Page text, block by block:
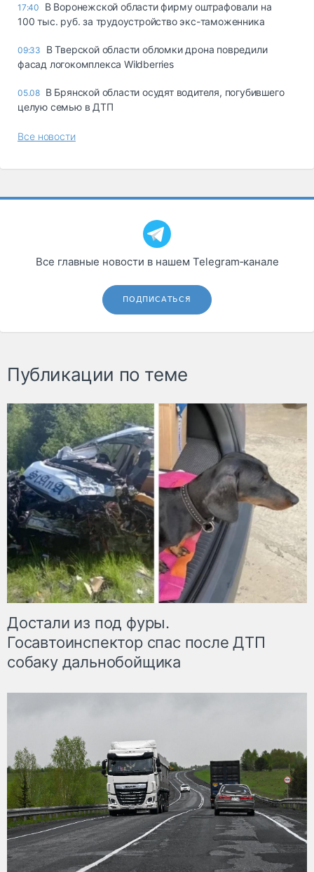
17:40
В Воронежской области фирму оштрафовали на
100 тыс. руб. за трудоустройство экс-таможенника
09:33
В Тверской области обломки дрона повредили
фасад логокомплекса Wildberries
05.08 В Брянской области осудят водителя, погубившего
целую семью в ДТП
Все новости
Все главные новости в нашем Telegram‑канале
ПОДПИСАТЬСЯ
Публикации по теме
Достали из под фуры.
Госавтоинспектор спас после ДТП
собаку дальнобойщика